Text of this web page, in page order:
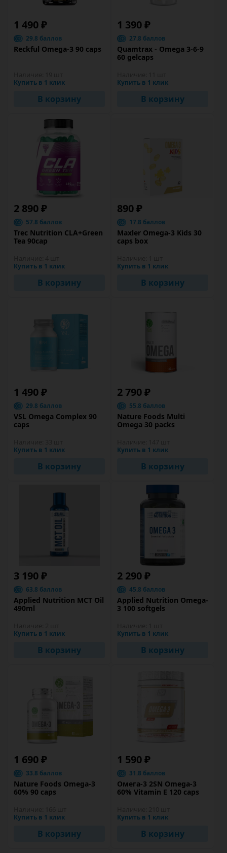
1 490 ₽
29.8 баллов
Reckful Omega-3 90 caps
Купить в 1 клик
В корзину
1 390 ₽
27.8 баллов
Quamtrax - Omega 3-6-9
60 gelcaps
Купить в 1 клик
В корзину
2 890 ₽
57.8 баллов
Trec Nutrition CLA+Green
Tea 90cap
Купить в 1 клик
В корзину
890 ₽
17.8 баллов
Maxler Omega-3 Kids 30
caps box
Купить в 1 клик
В корзину
1 490 ₽
29.8 баллов
VSL Omega Complex 90
caps
Купить в 1 клик
В корзину
2 790 ₽
55.8 баллов
Nature Foods Multi
Omega 30 packs
Купить в 1 клик
В корзину
3 190 ₽
63.8 баллов
Applied Nutrition MCT Oil
490ml
Купить в 1 клик
В корзину
2 290 ₽
45.8 баллов
Applied Nutrition Omega-
3 100 softgels
Купить в 1 клик
В корзину
1 690 ₽
33.8 баллов
Nature Foods Omega-3
60% 90 caps
Купить в 1 клик
В корзину
1 590 ₽
31.8 баллов
Омега-3 2SN Omega-3
60% Vitamin E 120 caps
Купить в 1 клик
В корзину